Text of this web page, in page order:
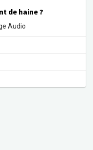
de haine ?
Audio